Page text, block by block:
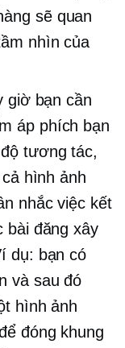
sẽ quan
nhìn của
giờ bạn cần
áp phích bạn
tương tác,
hình ảnh
nhắc việc kết
bài đăng xây
dụ: bạn có
và sau đó
hình ảnh
đóng khung